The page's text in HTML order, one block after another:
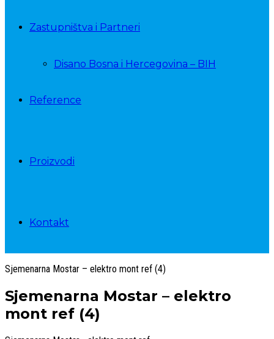
Zastupništva i Partneri
Disano Bosna i Hercegovina – BIH
Reference
Proizvodi
Kontakt
Sjemenarna Mostar – elektro mont ref (4)
Sjemenarna Mostar – elektro
mont ref (4)